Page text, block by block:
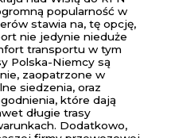
popularność w
stawia na, tę opcję,
nie jedynie nieduże
transportu w tym
Polska-Niemcy są
zaopatrzone w
siedzenia, oraz
które dają
długie trasy
Dodatkowo,